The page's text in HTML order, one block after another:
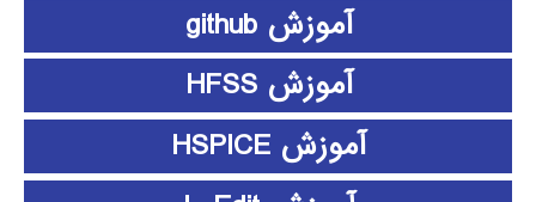
آموزش github
آموزش HFSS
آموزش HSPICE